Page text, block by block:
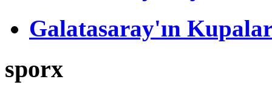
Galatasaray'ın
sporx